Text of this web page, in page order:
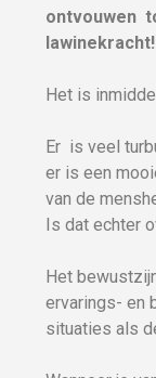
ontvouwen
lawinekracht!
Het is
Er is veel
er is een
van de
Is dat echter
Het
ervarings- en
situaties als